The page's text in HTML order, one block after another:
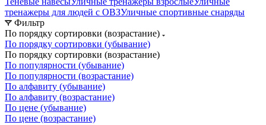
тренажеры для людей с ОВЗУличные спортивные снаряды
Фильтр
По порядку сортировки (возрастание)
По порядку сортировки (убывание)
По порядку сортировки (возрастание)
По популярности (убывание)
По популярности (возрастание)
По алфавиту (убывание)
По алфавиту (возрастание)
По цене (убывание)
По цене (возрастание)